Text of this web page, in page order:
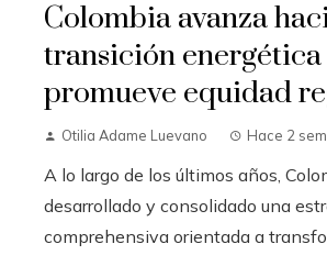
Colombia avanza
transición energética
promueve equidad
Otilia Adame Luevano Hace 2
A lo largo de los últimos años,
desarrollado y consolidado una
comprehensiva orientada a